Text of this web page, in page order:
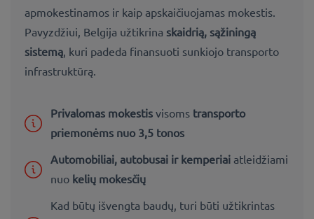
apmokestinamos ir kaip apskaičiuojamas mokestis.
Pavyzdžiui, Belgija užtikrina skaidrią, sąžiningą
sistemą , kuri padeda finansuoti sunkiojo transporto
infrastruktūrą.
Privalomas mokestis visoms transporto
priemonėms nuo 3,5 tonos
Automobiliai, autobusai ir kemperiai atleidžiami
nuo kelių mokesčių
Kad būtų išvengta baudų, turi būti užtikrintas